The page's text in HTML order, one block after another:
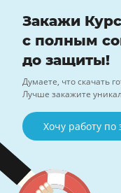
Закажи
с полным
до защиты!
Думаете, что скачать
Лучше закажите
Хочу работу по